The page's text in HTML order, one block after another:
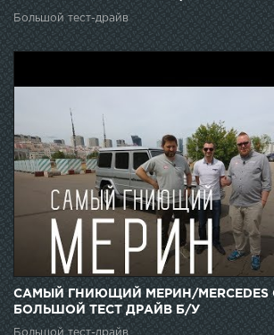
Большой тест-драйв
САМЫЙ ГНИЮЩИЙ МЕРИН/MERCEDES
БОЛЬШОЙ ТЕСТ ДРАЙВ Б/У
Большой тест-драйв